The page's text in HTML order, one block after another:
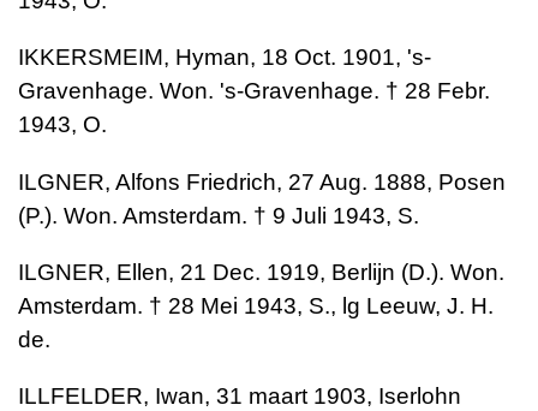
IKKERSMEIM, Hyman, 18 Oct. 1901, 's-
Gravenhage. Won. 's-Gravenhage. † 28 Febr.
1943, O.
ILGNER, Alfons Friedrich, 27 Aug. 1888, Posen
(P.). Won. Amsterdam. † 9 Juli 1943, S.
ILGNER, Ellen, 21 Dec. 1919, Berlijn (D.). Won.
Amsterdam. † 28 Mei 1943, S., lg Leeuw, J. H.
de.
ILLFELDER, Iwan, 31 maart 1903, Iserlohn